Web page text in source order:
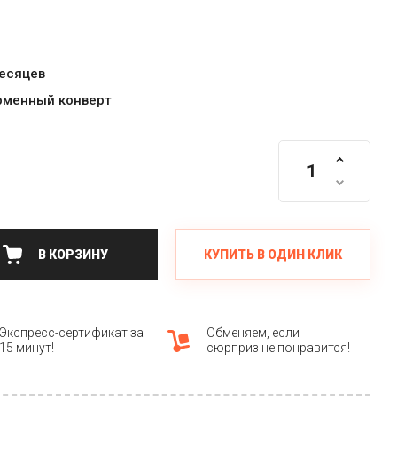
конверт
В КОРЗИНУ КУПИТЬ В ОДИН КЛИК
сертификат за
минут!
Обменяем, если
сюрприз не понравится!